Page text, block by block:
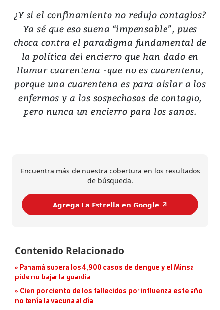
¿Y si el confinamiento no redujo contagios?
Ya sé que eso suena “impensable”, pues
choca contra el paradigma fundamental de
la política del encierro que han dado en
llamar cuarentena -que no es cuarentena,
porque una cuarentena es para aislar a los
enfermos y a los sospechosos de contagio,
pero nunca un encierro para los sanos.
Encuentra más de nuestra cobertura en los resultados
de búsqueda.
Agrega La Estrella en Google ↗️
Panamá supera los 4,900 casos de dengue y el Minsa
pide no bajar la guardia
Cien por ciento de los fallecidos por influenza este año
no tenía la vacuna al día